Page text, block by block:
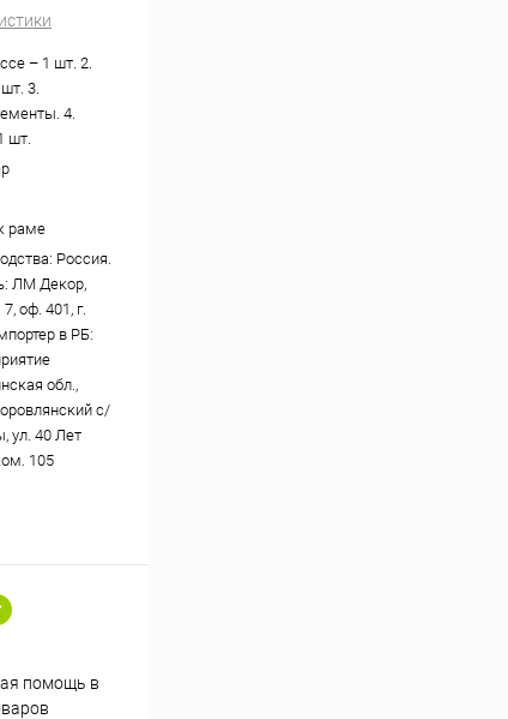
– 1 шт. 2.
3.
4.
шт.
раме
Россия.
ЛМ Декор,
оф. 401, г.
в РБ:
обл.,
с/
ул. 40 Лет
105
помощь в